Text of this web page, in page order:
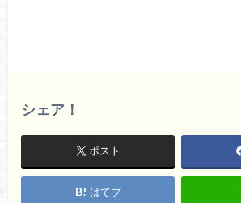
シェア！
ポスト
はてブ